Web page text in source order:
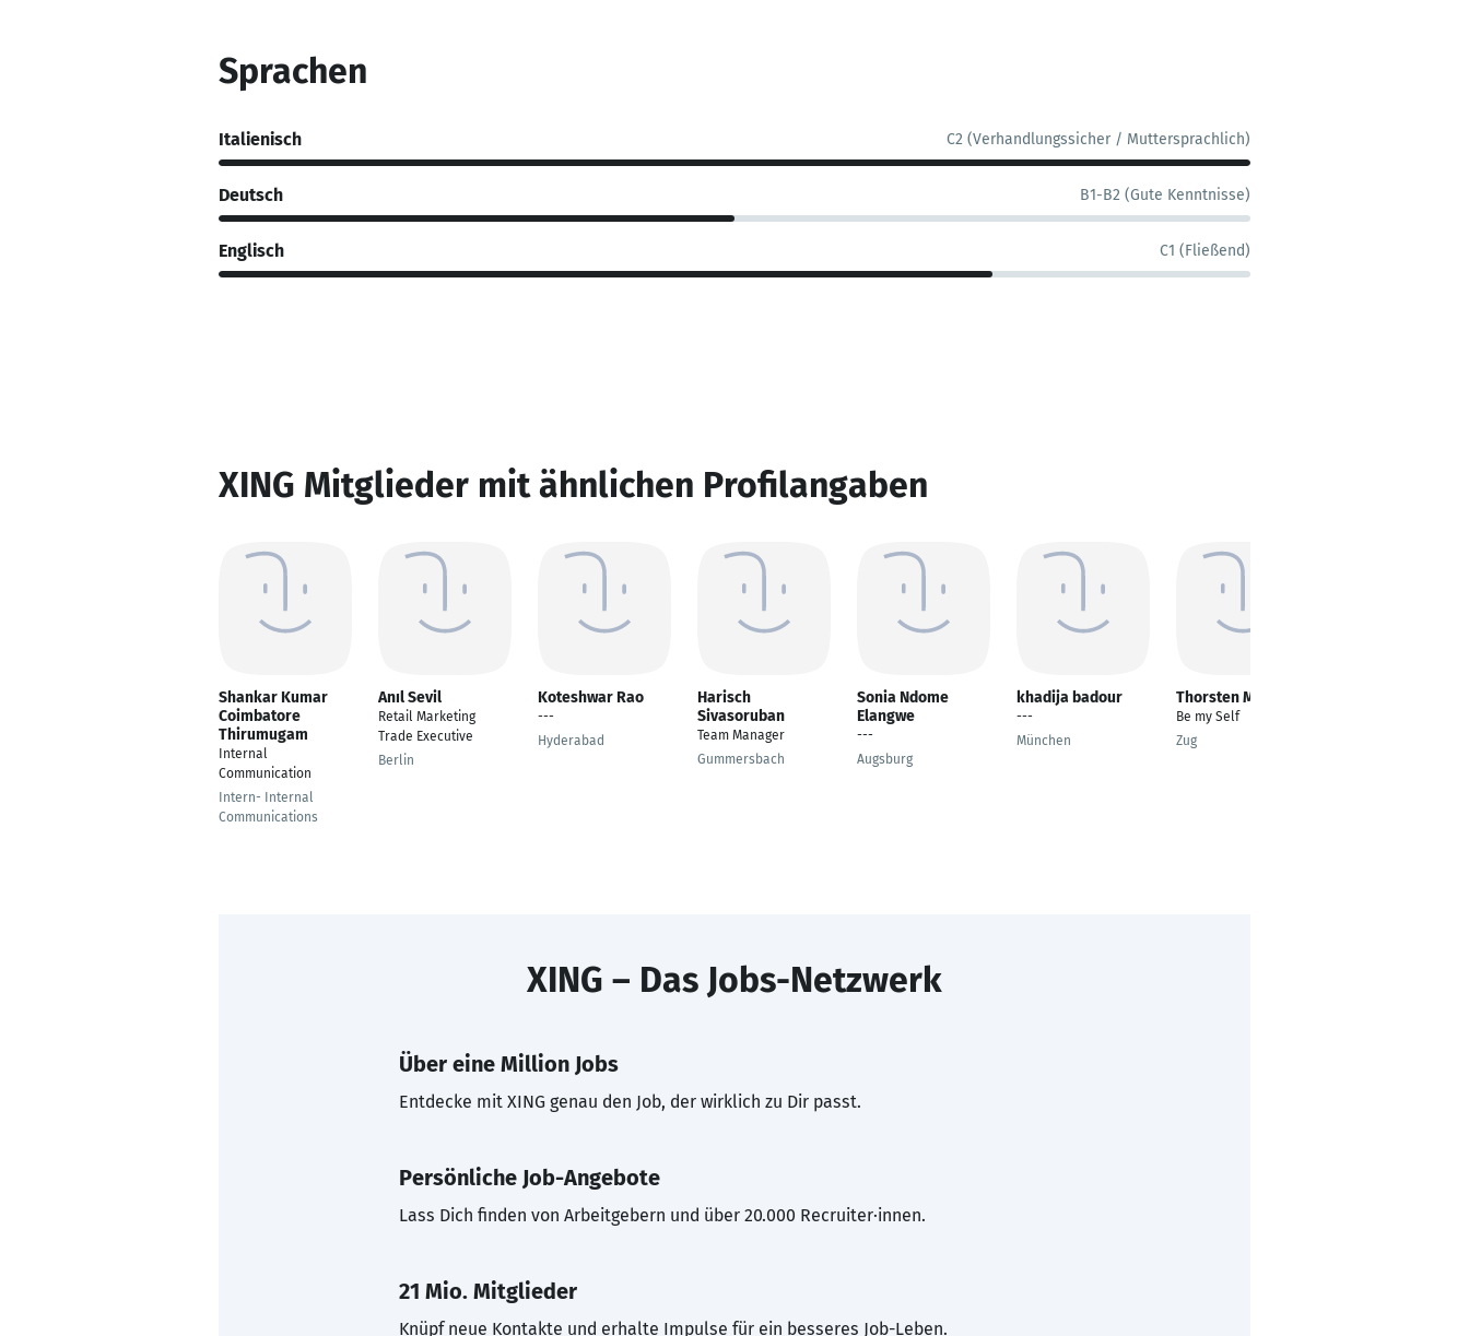
Sprachen
Italienisch C2 (Verhandlungssicher / Muttersprachlich)
Deutsch B1-B2 (Gute Kenntnisse)
Englisch C1 (Fließend)
XING Mitglieder mit ähnlichen Profilangaben
Shankar Kumar
Coimbatore
Thirumugam
Internal
Communication
Intern- Internal
Communications
Anıl Sevil
Retail Marketing
Trade Executive
Berlin
Koteshwar Rao
---
Hyderabad
Harisch
Sivasoruban
Team Manager
Gummersbach
Sonia Ndome
Elangwe
---
Augsburg
khadija badour
---
München
Thorsten Morawe
Be my Self
Zug
XING – Das Jobs-Netzwerk
Über eine Million Jobs
Entdecke mit XING genau den Job, der wirklich zu Dir passt.
Persönliche Job-Angebote
Lass Dich finden von Arbeitgebern und über 20.000 Recruiter·innen.
21 Mio. Mitglieder
Knüpf neue Kontakte und erhalte Impulse für ein besseres Job-Leben.